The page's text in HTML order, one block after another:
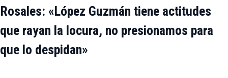
Rosales: «López Guzmán tiene actitudes
que rayan la locura, no presionamos para
que lo despidan»